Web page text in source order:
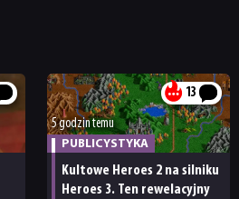
13
5 godzin temu
PUBLICYSTYKA
Kultowe Heroes 2 na silniku
Heroes 3. Ten rewelacyjny